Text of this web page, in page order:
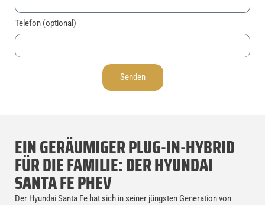
Telefon (optional)
Senden
EIN GERÄUMIGER PLUG-IN-HYBRID
FÜR DIE FAMILIE: DER HYUNDAI
SANTA FE PHEV
Der Hyundai Santa Fe hat sich in seiner jüngsten Generation von